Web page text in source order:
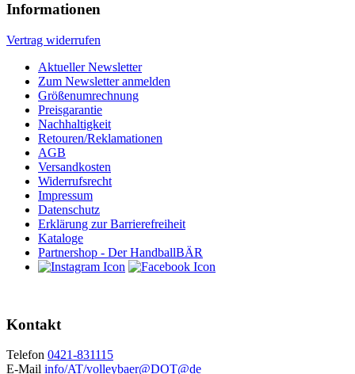
Informationen
Vertrag widerrufen
Aktueller Newsletter
Zum Newsletter anmelden
Größenumrechnung
Preisgarantie
Nachhaltigkeit
Retouren/Reklamationen
AGB
Versandkosten
Widerrufsrecht
Impressum
Datenschutz
Erklärung zur Barrierefreiheit
Kataloge
Partnershop - Der HandballBÄR
Kontakt
Telefon 0421-831115
E-Mail info/AT/volleybaer@DOT@de